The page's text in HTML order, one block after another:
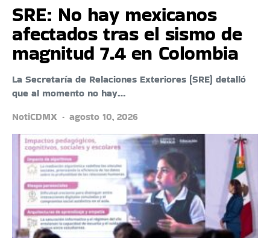
SRE: No hay mexicanos
afectados tras el sismo de
magnitud 7.4 en Colombia
La Secretaría de Relaciones Exteriores (SRE) detalló
que al momento no hay…
NotiCDMX
agosto 10, 2026